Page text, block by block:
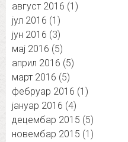
август 2016 (1)
јул 2016 (1)
јун 2016 (3)
мај 2016 (5)
април 2016 (5)
март 2016 (5)
фебруар 2016 (1)
јануар 2016 (4)
децембар 2015 (5)
новембар 2015 (1)